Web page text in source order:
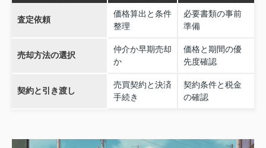
査定依頼
価格算出と条件
整理
必要書類の事前
準備
売却方法の選択
仲介か早期売却
か
価格と期間の優
先度確認
契約と引き渡し
売買契約と決済
手続き
契約条件と税金
の確認